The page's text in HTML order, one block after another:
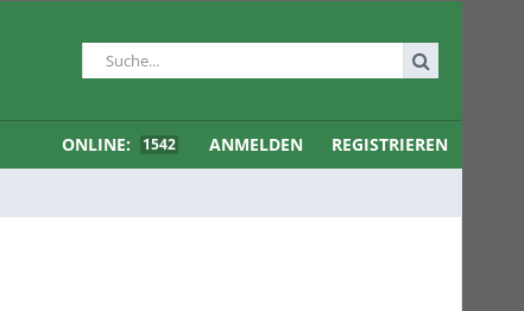
ONLINE: 1542 ANMELDEN REGISTRIEREN